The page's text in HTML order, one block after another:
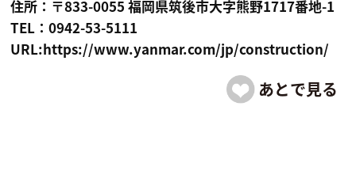
住所：〒833-0055 福岡県筑後市大字熊野1717番地-1
TEL：0942-53-5111
URL:https://www.yanmar.com/jp/construction/